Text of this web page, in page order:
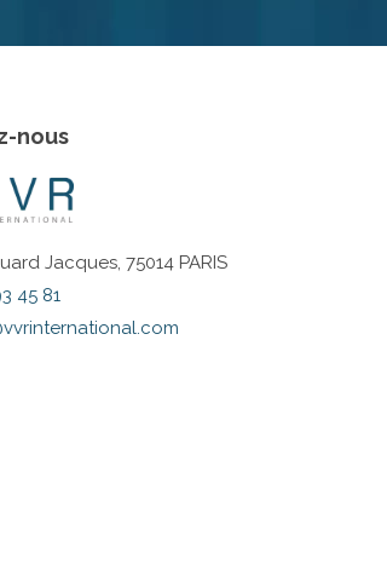
nous
Jacques, 75014 PARIS
45 81